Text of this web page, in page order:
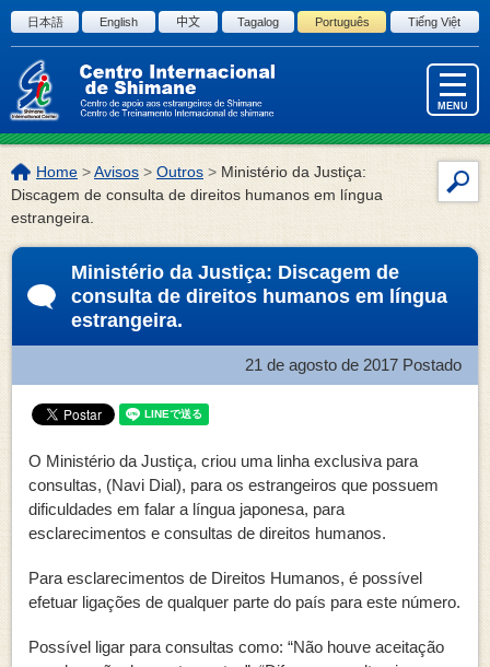
Pular para o início da página.
日本語 English 中文 Tagalog Português Tiếng Việt
MENU
do
site
Localização
da
página:
Home >Avisos>Outros >Ministério da Justiça:
Discagem de consulta de direitos humanos em língua
estrangeira.
Ministério da Justiça: Discagem de
consulta de direitos humanos em língua
estrangeira.
21 de agosto de 2017 Postado
O Ministério da Justiça, criou uma linha exclusiva para
consultas, (Navi Dial), para os estrangeiros que possuem
dificuldades em falar a língua japonesa, para
esclarecimentos e consultas de direitos humanos.
Para esclarecimentos de Direitos Humanos, é possível
efetuar ligações de qualquer parte do país para este número.
Possível ligar para consultas como: “Não houve aceitação